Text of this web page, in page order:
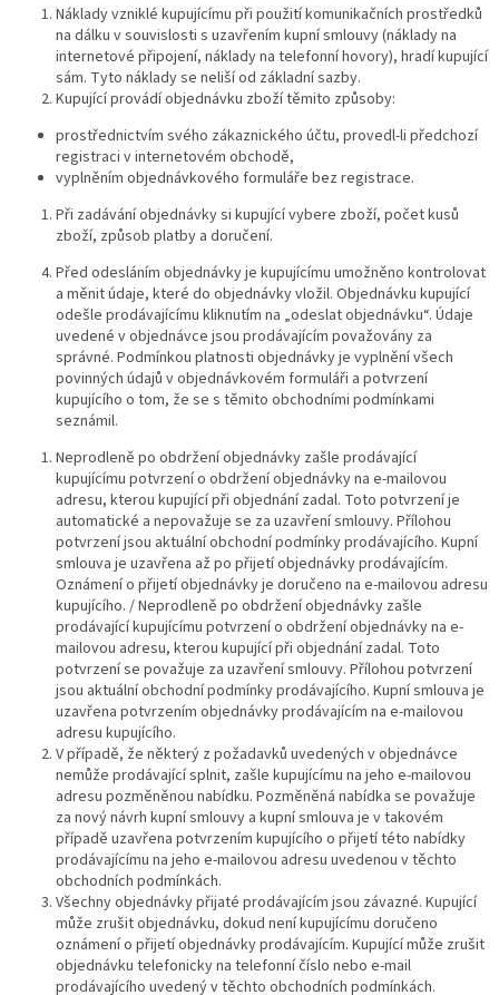
Náklady vzniklé kupujícímu při použití komunikačních prostředků
na dálku v souvislosti s uzavřením kupní smlouvy (náklady na
internetové připojení, náklady na telefonní hovory), hradí kupující
sám. Tyto náklady se neliší od základní sazby.
Kupující provádí objednávku zboží těmito způsoby:
prostřednictvím svého zákaznického účtu, provedl-li předchozí
registraci v internetovém obchodě,
vyplněním objednávkového formuláře bez registrace.
Při zadávání objednávky si kupující vybere zboží, počet kusů
zboží, způsob platby a doručení.
Před odesláním objednávky je kupujícímu umožněno kontrolovat
a měnit údaje, které do objednávky vložil. Objednávku kupující
odešle prodávajícímu kliknutím na „odeslat objednávku“. Údaje
uvedené v objednávce jsou prodávajícím považovány za
správné. Podmínkou platnosti objednávky je vyplnění všech
povinných údajů v objednávkovém formuláři a potvrzení
kupujícího o tom, že se s těmito obchodními podmínkami
seznámil.
Neprodleně po obdržení objednávky zašle prodávající
kupujícímu potvrzení o obdržení objednávky na e-mailovou
adresu, kterou kupující při objednání zadal. Toto potvrzení je
automatické a nepovažuje se za uzavření smlouvy. Přílohou
potvrzení jsou aktuální obchodní podmínky prodávajícího. Kupní
smlouva je uzavřena až po přijetí objednávky prodávajícím.
Oznámení o přijetí objednávky je doručeno na e-mailovou adresu
kupujícího. / Neprodleně po obdržení objednávky zašle
prodávající kupujícímu potvrzení o obdržení objednávky na e-
mailovou adresu, kterou kupující při objednání zadal. Toto
potvrzení se považuje za uzavření smlouvy. Přílohou potvrzení
jsou aktuální obchodní podmínky prodávajícího. Kupní smlouva je
uzavřena potvrzením objednávky prodávajícím na e-mailovou
adresu kupujícího.
V případě, že některý z požadavků uvedených v objednávce
nemůže prodávající splnit, zašle kupujícímu na jeho e-mailovou
adresu pozměněnou nabídku. Pozměněná nabídka se považuje
za nový návrh kupní smlouvy a kupní smlouva je v takovém
případě uzavřena potvrzením kupujícího o přijetí této nabídky
prodávajícímu na jeho e-mailovou adresu uvedenou v těchto
obchodních podmínkách.
Všechny objednávky přijaté prodávajícím jsou závazné. Kupující
může zrušit objednávku, dokud není kupujícímu doručeno
oznámení o přijetí objednávky prodávajícím. Kupující může zrušit
objednávku telefonicky na telefonní číslo nebo e-mail
prodávajícího uvedený v těchto obchodních podmínkách.